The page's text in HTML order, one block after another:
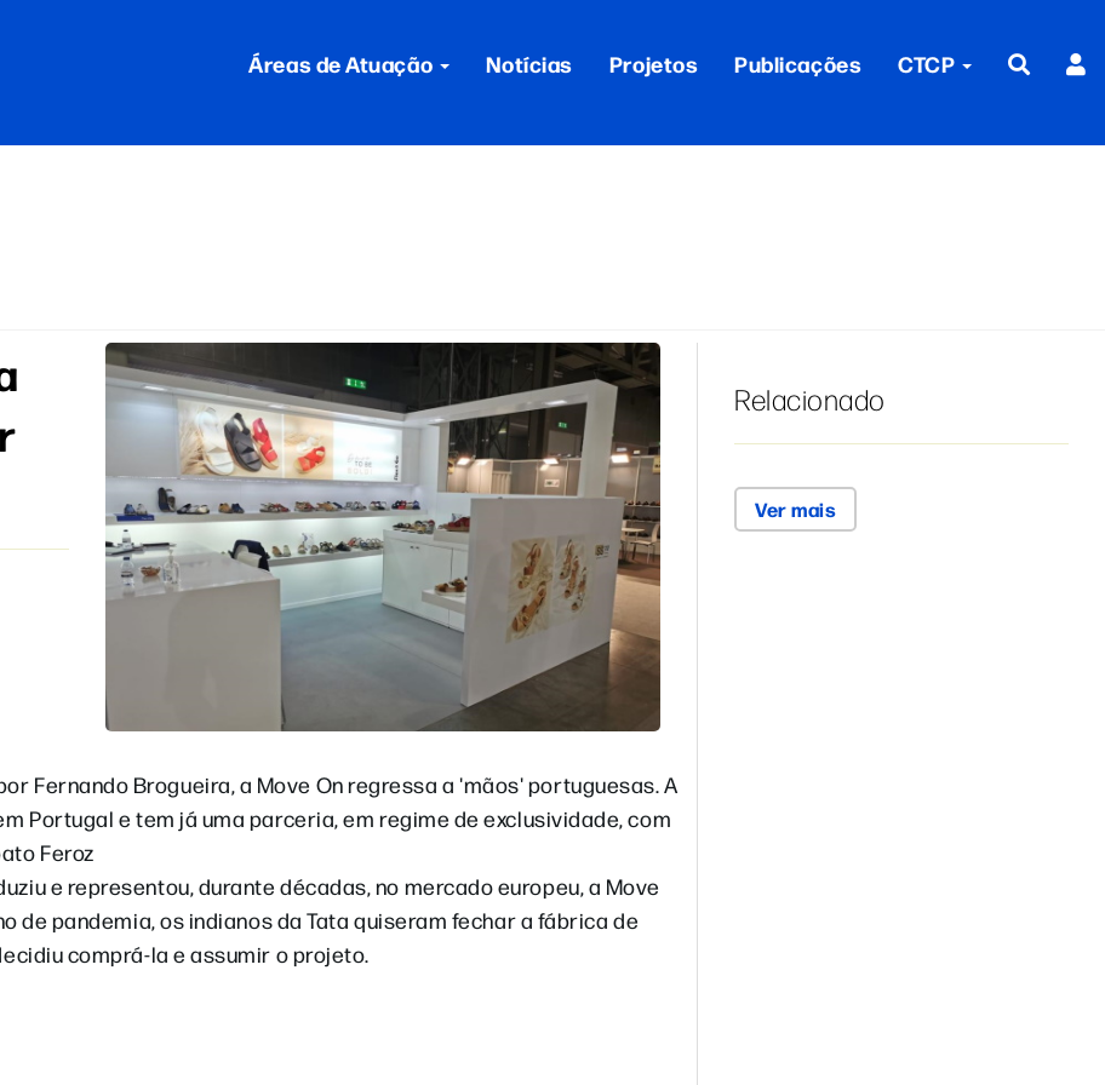
Áreas de Atuação Notícias Projetos Publicações CTCP
Fernando Brogueira, a Move On regressa a 'mãos' portuguesas. A
Portugal e tem já uma parceria, em regime de exclusividade, com
Feroz
e representou, durante décadas, no mercado europeu, a Move
de pandemia, os indianos da Tata quiseram fechar a fábrica de
comprá-la e assumir o projeto.
Relacionado
Ver mais